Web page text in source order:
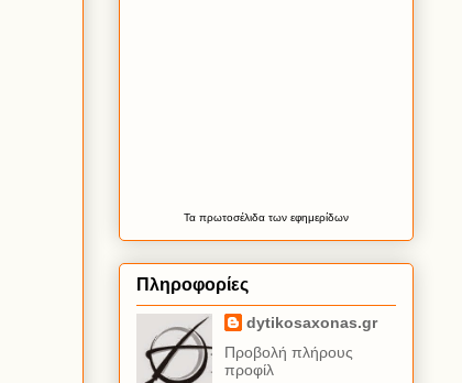
Τα πρωτοσέλιδατων εφημερίδων
Πληροφορίες
dytikosaxonas.gr
Προβολή πλήρους
προφίλ